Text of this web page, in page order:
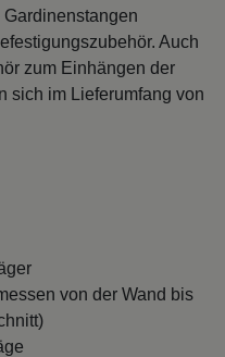
Auch
zum Einhängen der
sich im Lieferumfang von
von der Wand bis